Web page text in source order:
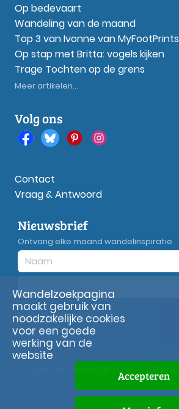
Op bedevaart
Wandeling van de maand
Top 3 van Ivonne van MyFootPrints
Op stap met Britta: vogels kijken
Trage Tochten op de grens
Meer artikelen...
Volg ons
Contact
Vraag & Antwoord
Nieuwsbrief
Ontvang elke maand wandelinspiratie
Privacyverklaring
© Wandelzoekpagina.nl
Wandelzoekpagina
maakt gebruik van
noodzakelijke cookies
voor een goede
werking van de
website
Accepteren